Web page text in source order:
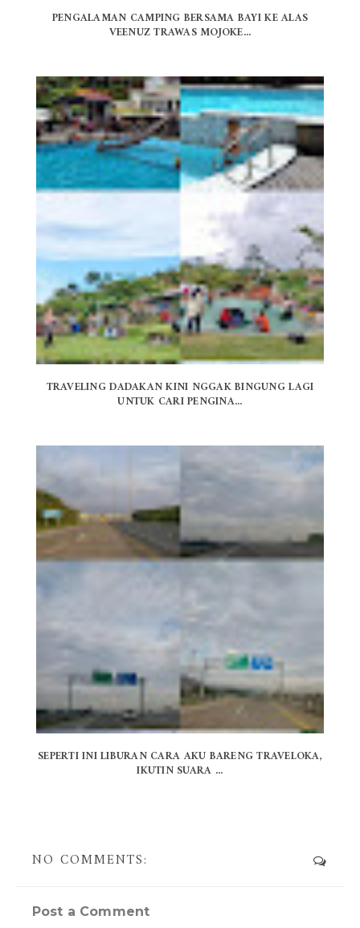
PENGALAMAN CAMPING BERSAMA BAYI KE ALAS
VEENUZ TRAWAS MOJOKE...
TRAVELING DADAKAN KINI NGGAK BINGUNG LAGI
UNTUK CARI PENGINA...
SEPERTI INI LIBURAN CARA AKU BARENG TRAVELOKA,
IKUTIN SUARA ...
NO COMMENTS:
Post a Comment